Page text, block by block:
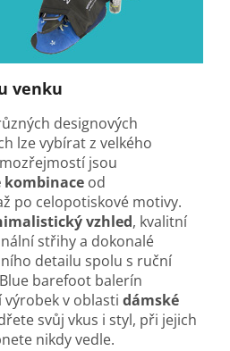
venku
designových
lze vybírat z velkého
jsou
kombinace od
po celopotiskové motivy.
vzhled, kvalitní
střihy a dokonalé
detailu spolu s ruční
barefoot balerín
výrobek v oblasti dámské
svůj vkus i styl, při jejich
nikdy vedle.